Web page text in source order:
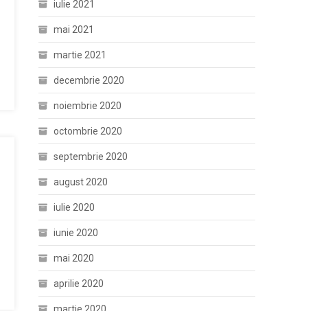
iulie 2021
mai 2021
martie 2021
decembrie 2020
noiembrie 2020
octombrie 2020
septembrie 2020
august 2020
iulie 2020
iunie 2020
mai 2020
aprilie 2020